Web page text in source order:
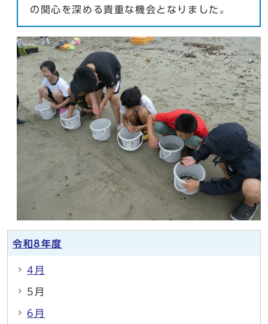
の関心を深める貴重な機会となりました。
令和8年度
4月
5月
6月